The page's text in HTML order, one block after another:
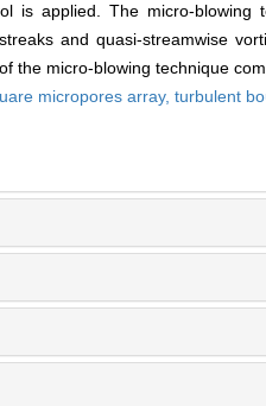
is applied. The micro-
and quasi-streamwise
the micro-blowing technique
micropores array, turbulent